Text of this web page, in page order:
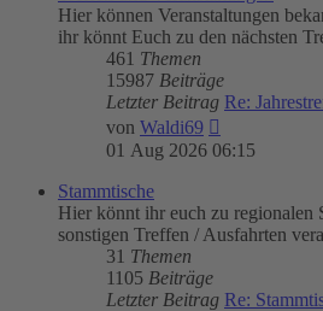
Hier können Veranstaltungen
ihr könnt Euch zu den nächsten
461 Themen
15987 Beiträge
Letzter Beitrag Re:
von Waldi69
Beitrag
01 Aug 2026 06:15
Stammtische
Hier könnt ihr euch zu regionalen
sonstigen Treffen / Ausfahrten
31 Themen
1105 Beiträge
Letzter Beitrag Re: